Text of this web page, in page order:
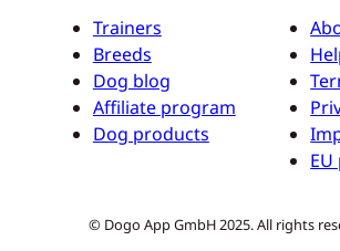
Trainers
Breeds
Dog blog
Affiliate program
Dog products
© Dogo App GmbH 2025. All rights